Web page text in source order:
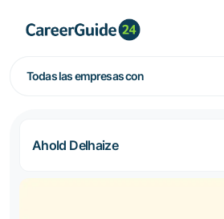
Todas las empresas con
Ahold Delhaize